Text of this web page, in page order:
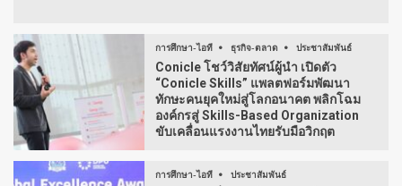
การศึกษา-ไอที ธุรกิจ-ตลาด ประชาสัมพันธ์
Conicle โชว์วิสัยทัศน์ผู้นำ เปิดตัว
“Conicle Skills” แพลตฟอร์มพัฒนา
ทักษะคนยุคใหม่สู่โลกอนาคต พลิกโฉม
องค์กรสู่ Skills-Based Organization
ขับเคลื่อนแรงงานไทยรับมือวิกฤต
การศึกษา-ไอที ประชาสัมพันธ์